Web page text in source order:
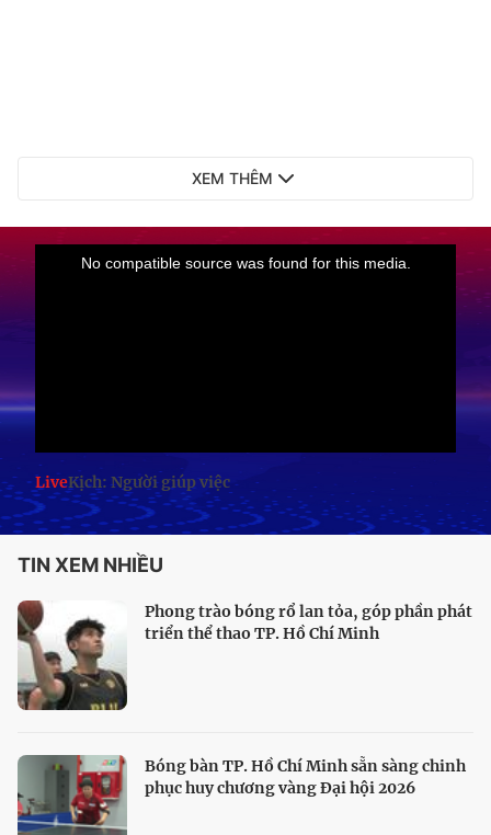
XEM THÊM
LiveKịch: Người giúp việc
TIN XEM NHIỀU
Phong trào bóng rổ lan tỏa, góp phần phát
triển thể thao TP. Hồ Chí Minh
Bóng bàn TP. Hồ Chí Minh sẵn sàng chinh
phục huy chương vàng Đại hội 2026